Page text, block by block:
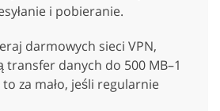
i pobieranie.
darmowych sieci VPN,
transfer danych do 500 MB–1
to za mało, jeśli regularnie